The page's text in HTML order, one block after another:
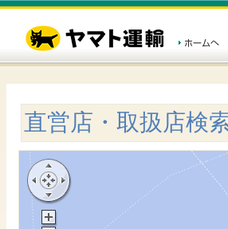
直営店・取扱店検